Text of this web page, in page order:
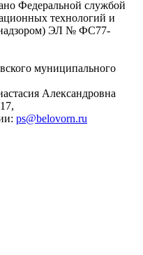
Федеральной службой
технологий и
ЭЛ № ФС77-
муниципального
Александровна
ps@belovorn.ru